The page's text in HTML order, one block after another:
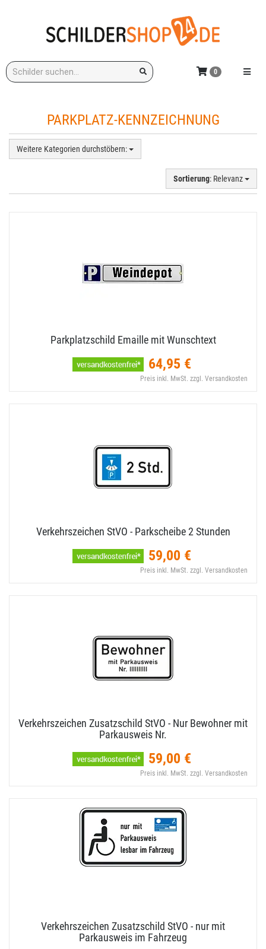
Stichwort: Menü
0
PARKPLATZ-KENNZEICHNUNG
Weitere Kategorien durchstöbern:
Sortierung: Relevanz
Parkplatzschild Emaille mit Wunschtext
64,95 €
Preis inkl. MwSt. zzgl. Versandkosten
Verkehrszeichen StVO - Parkscheibe 2 Stunden
59,00 €
Preis inkl. MwSt. zzgl. Versandkosten
Verkehrszeichen Zusatzschild StVO - Nur Bewohner mit
Parkausweis Nr.
59,00 €
Preis inkl. MwSt. zzgl. Versandkosten
Verkehrszeichen Zusatzschild StVO - nur mit
Parkausweis im Fahrzeug